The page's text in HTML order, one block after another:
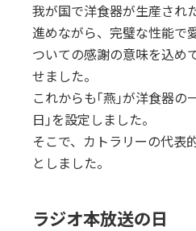
我が国で洋食器が生産され
進めながら、完璧な性能で
ついての感謝の意味を込め
せました。
これからも｢燕｣が洋食器の
日｣を設定しました。
そこで、カトラリーの代表
としました。
ラジオ本放送の日